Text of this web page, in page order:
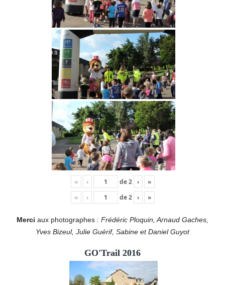
« ‹ de2 ›
»
«
‹ de2 › »
Merci aux photographes : Frédéric Ploquin, Arnaud Gaches,
Yves Bizeul, Julie Guérif, Sabine et Daniel Guyot
GO'Trail 2016